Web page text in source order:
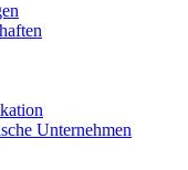
Unternehmen